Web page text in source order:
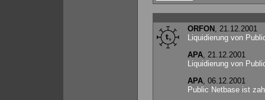
ORFON , 21.12.2001
Liquidierung von
APA, 21.12.2001
Liquidierung von
APA, 06.12.2001
Public Netbase ist